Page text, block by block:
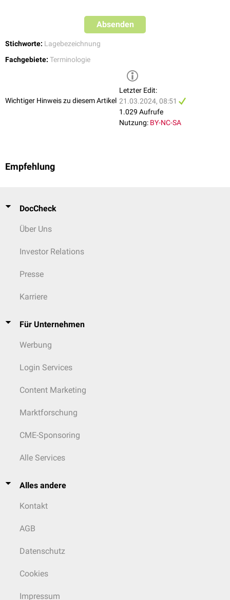
Absenden
Stichworte: Lagebezeichnung
Fachgebiete: Terminologie
Wichtiger Hinweis zu diesem Artikel
Letzter Edit:
21.03.2024, 08:51
1.029 Aufrufe
Nutzung: BY-NC-SA
Empfehlung
DocCheck
Über Uns
Investor Relations
Presse
Karriere
Für Unternehmen
Werbung
Login Services
Content Marketing
Marktforschung
CME-Sponsoring
Alle Services
Alles andere
Kontakt
AGB
Datenschutz
Cookies
Impressum